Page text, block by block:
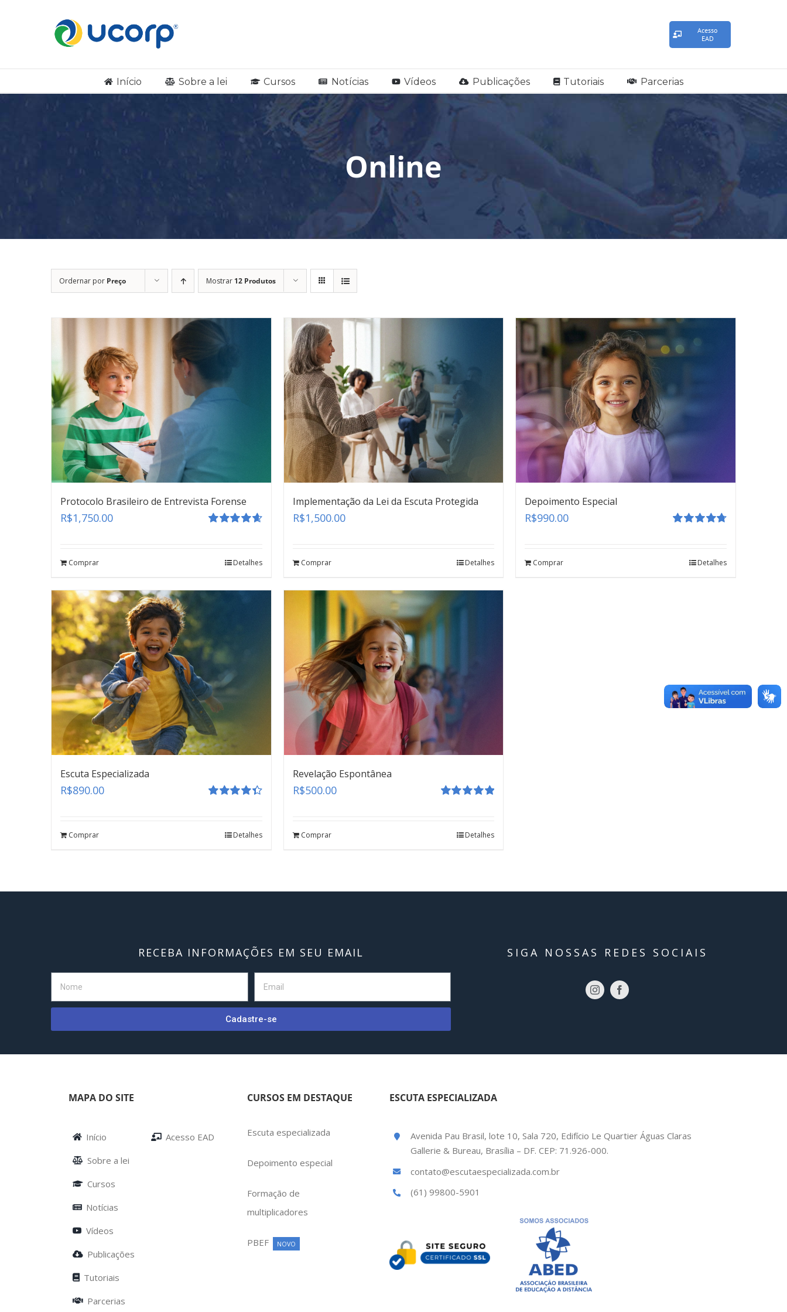
Acesso
EAD
Início Sobre a lei Cursos Notícias Vídeos Publicações Tutoriais Parcerias
Online
Ordernar por Preço Mostrar 12 Produtos
Protocolo Brasileiro de Entrevista Forense
R$1,750.00
Comprar Detalhes
Implementação da Lei da Escuta Protegida
R$1,500.00
Comprar Detalhes
Depoimento Especial
R$990.00
Comprar Detalhes
Escuta Especializada
R$890.00
Comprar Detalhes
Revelação Espontânea
R$500.00
Comprar Detalhes
RECEBA INFORMAÇÕES EM SEU EMAIL
Cadastre-se
SIGA NOSSAS REDES SOCIAIS
MAPA DO SITE
Início
Sobre a lei
Cursos
Notícias
Vídeos
Publicações
Tutoriais
Parcerias
Acesso EAD
CURSOS EM DESTAQUE
Escuta especializada
Depoimento especial
Formação de
multiplicadores
PBEF NOVO
ESCUTA ESPECIALIZADA
Avenida Pau Brasil, lote 10, Sala 720, Edifício Le Quartier Águas Claras
Gallerie & Bureau, Brasília – DF. CEP: 71.926-000.
contato@escutaespecializada.com.br
(61) 99800-5901
Revelação Espontânea
teste
Click here